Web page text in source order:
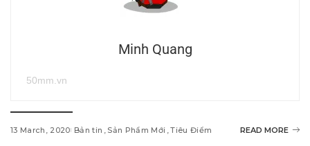
Minh Quang
50mm.vn
13 March, 2020 Bản tin Sản Phẩm Mới Tiêu Điểm READ MORE